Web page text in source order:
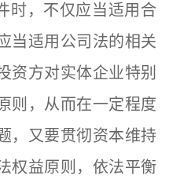
时，不仅应当适用合
当适用公司法的相关
资方对实体企业特别
则，从而在一定程度
，又要贯彻资本维持
权益原则，依法平衡